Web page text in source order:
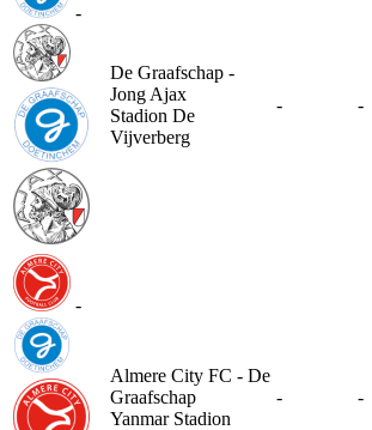
-
De Graafschap -
Jong Ajax
Stadion De
Vijverberg
- -
-
Almere City FC - De
Graafschap
Yanmar Stadion
- -